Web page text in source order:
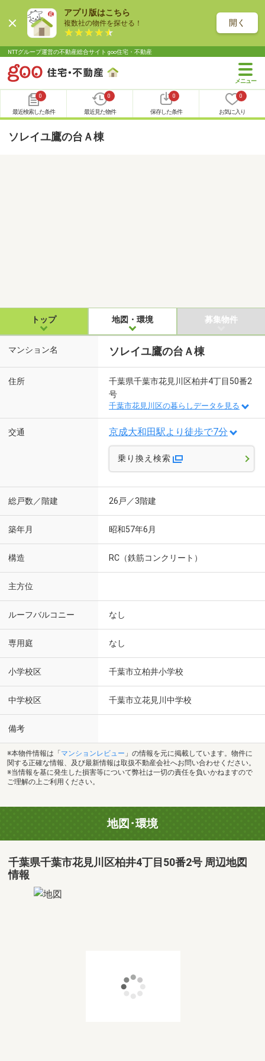
アプリ版はこちら
複数社の物件を探せる！ 開く
NTTグループ運営の不動産総合サイト goo住宅・不動産
0
最近検索した条件
0
最近見た物件
0
保存した条件
0
お気に入り
ソレイユ鷹の台Ａ棟
トップ 地図・環境 募集物件
マンション名 ソレイユ鷹の台Ａ棟
住所
千葉県千葉市花見川区柏井4丁目50番2
号
千葉市花見川区の暮らしデータを見る
交通 京成大和田駅より徒歩で7分
乗り換え検索
総戸数／階建 26戸／3階建
築年月 昭和57年6月
構造 RC（鉄筋コンクリート）
主方位
ルーフバルコニー なし
専用庭 なし
小学校区 千葉市立柏井小学校
中学校区 千葉市立花見川中学校
備考
※本物件情報は「 マンションレビュー 」の情報を元に掲載しています。物件に
関する正確な情報、及び最新情報は取扱不動産会社へお問い合わせください。
※当情報を基に発生した損害等について弊社は一切の責任を負いかねますので
ご理解の上ご利用ください。
地図･環境
千葉県千葉市花見川区柏井4丁目50番2号 周辺地図
情報